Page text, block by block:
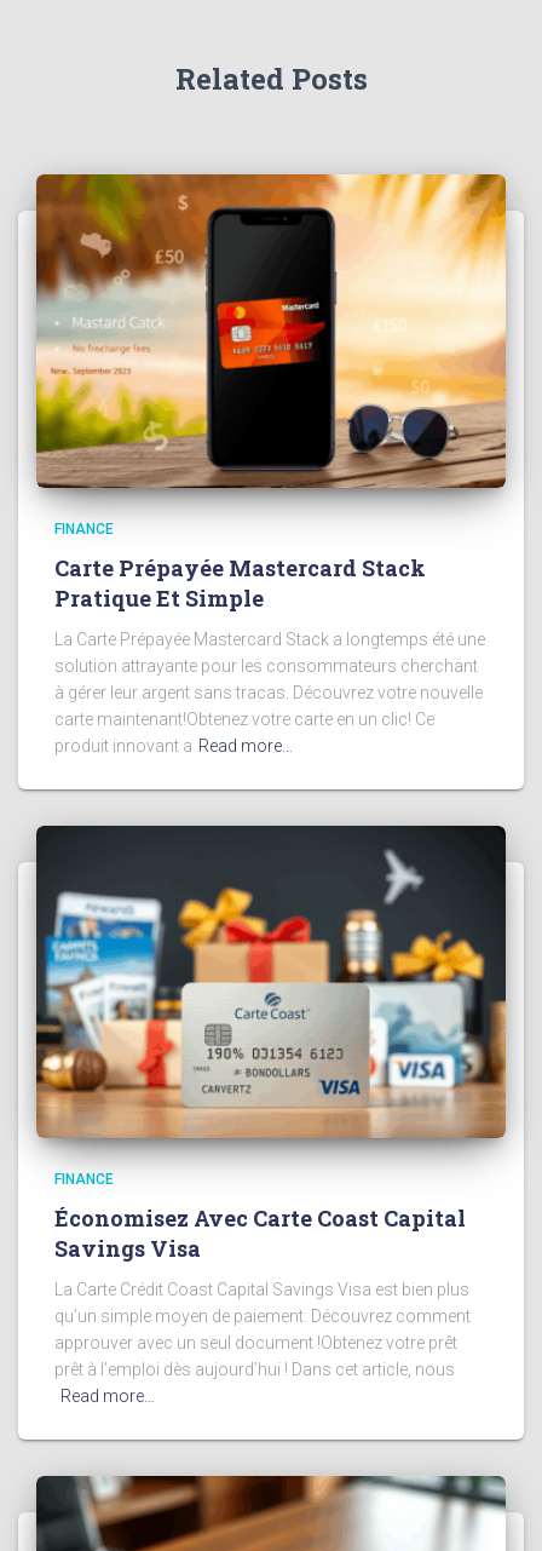
Related Posts
FINANCE
Carte Prépayée Mastercard Stack
Pratique Et Simple
La Carte Prépayée Mastercard Stack a longtemps été une
solution attrayante pour les consommateurs cherchant
à gérer leur argent sans tracas. Découvrez votre nouvelle
carte maintenant!Obtenez votre carte en un clic! Ce
produit innovant a Read more…
FINANCE
Économisez Avec Carte Coast Capital
Savings Visa
La Carte Crédit Coast Capital Savings Visa est bien plus
qu’un simple moyen de paiement. Découvrez comment
approuver avec un seul document !Obtenez votre prêt
prêt à l’emploi dès aujourd’hui ! Dans cet article, nous
Read more…